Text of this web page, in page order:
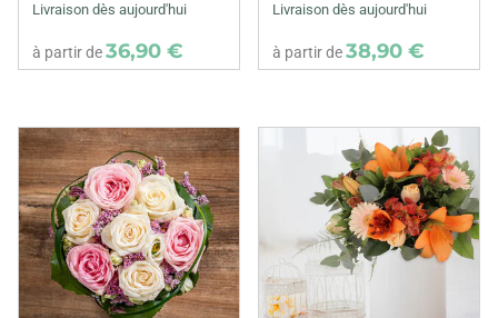
Livraison dès aujourd'hui
à partir de36,90 €
Livraison dès aujourd'hui
à partir de38,90 €